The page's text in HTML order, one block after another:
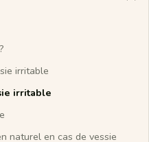
irritable
irritable
naturel en cas de vessie